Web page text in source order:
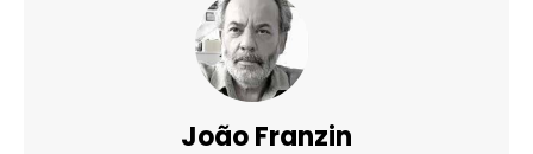
João Franzin